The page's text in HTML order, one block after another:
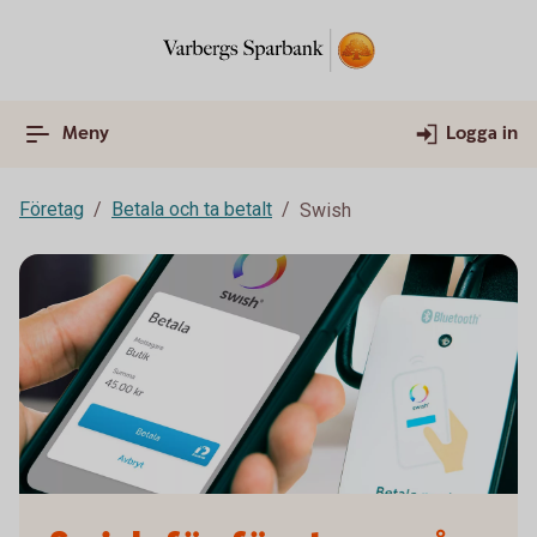
Meny Logga in
Företag Betala och ta betalt Swish